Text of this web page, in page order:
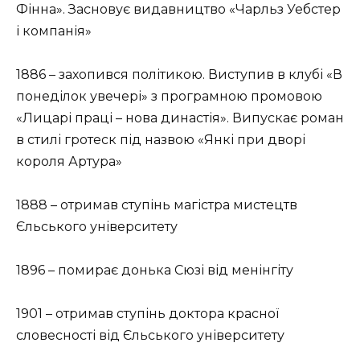
Фінна». Засновує видавництво «Чарльз Уебстер
і компанія»
1886 – захопився політикою. Виступив в клубі «В
понеділок увечері» з програмною промовою
«Лицарі праці – нова династія». Випускає роман
в стилі гротеск під назвою «Янкі при дворі
короля Артура»
1888 – отримав ступінь магістра мистецтв
Єльського університету
1896 – помирає донька Сюзі від менінгіту
1901 – отримав ступінь доктора красної
словесності від Єльського університету